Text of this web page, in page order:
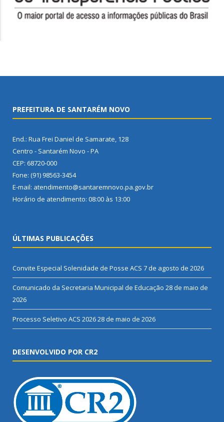
PREFEITURA DE SANTARÉM NOVO
End.: Rua Frei Daniel de Samarate, 128
Centro - Santarém Novo - PA
CEP: 68720-000
Fone: (91) 98563-3454
E-mail: atendimento@santaremnovo.pa.gov.br
Horário de atendimento: 08:00 às 13:00
ÚLTIMAS PUBLICAÇÕES
Convite Especial Solenidade de Posse ACS 7 de agosto de 2026
Comunicado da Secretaria Municipal de Educação 28 de maio de
2026
Processo Seletivo ACS 202628 de maio de 2026
DESENVOLVIDO POR CR2